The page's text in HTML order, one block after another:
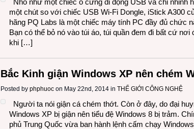
Nhỏ như một chiếc ổ cứng di động USB và chỉ nhỉnh
một chút so với chiếc USB Wi-Fi Dongle, iStick A300
hãng PQ Labs là một chiếc máy tính PC đầy đủ chức
Bạn có thể bỏ nó vào túi áo, túi quần đem đi bất cứ nơi
khi […]
Bắc Kinh giận Windows XP nên chém
Posted by phphuoc on May 22nd, 2014 in THẾ GIỚI CÔNG NGHỆ
Người ta nói giận cá chém thớt. Còn ở đây, do đại
Windows XP bị giận nên tiểu đệ Windows 8 bị trảm.
phủ Trung Quốc vừa ban hành lệnh cấm chạy